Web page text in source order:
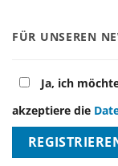
FÜR UNSEREN
Ja, ich
akzeptiere die